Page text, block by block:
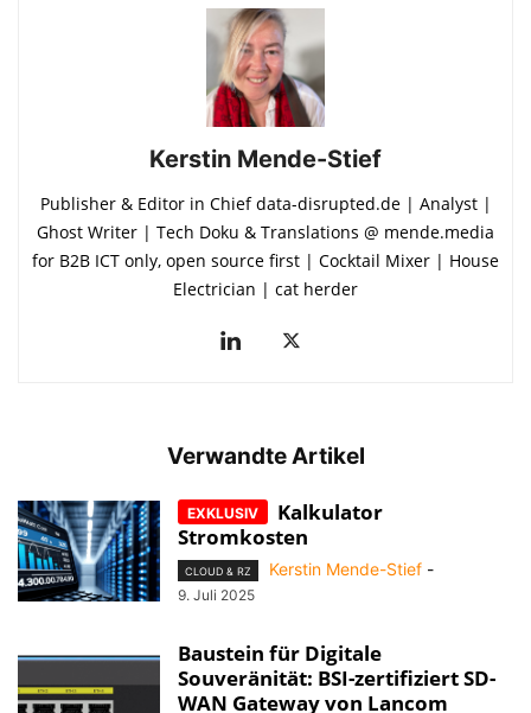
Kerstin Mende-Stief
Publisher & Editor in Chief data-disrupted.de | Analyst |
Ghost Writer | Tech Doku & Translations @ mende.media
for B2B ICT only, open source first | Cocktail Mixer | House
Electrician | cat herder
Verwandte Artikel
Kalkulator
Stromkosten
CLOUD & RZ Kerstin Mende-Stief -
9. Juli 2025
Baustein für Digitale
Souveränität: BSI-zertifiziert SD-
WAN Gateway von Lancom